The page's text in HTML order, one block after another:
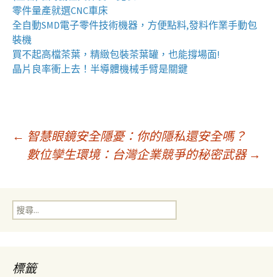
零件量產就選CNC車床
全自動SMD電子零件技術機器 ，方便點料,發料作業手動包
裝機
買不起高檔茶葉，精緻包裝茶葉罐 ，也能撐場面!
晶片良率衝上去！ 半導體機械手臂是關鍵
文
導
覽
← 智慧眼鏡安全隱憂：你的隱私還安全嗎？
數位孿生環境：台灣企業競爭的秘密武器 →
搜
尋
標籤